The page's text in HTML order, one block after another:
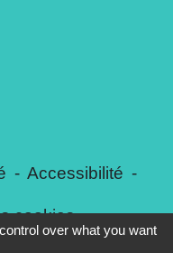
- Accessibilité -
cookies
over what you want